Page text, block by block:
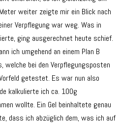
weiter zeigte mir ein Blick nach
Verpflegung war weg. Was in
ging ausgerechnet heute schief.
ich umgehend an einem Plan B
welche bei den Verpflegungsposten
getestet. Es war nun also
kalkulierte ich ca. 100g
wollte. Ein Gel beinhaltete genau
dass ich abzüglich dem, was ich auf